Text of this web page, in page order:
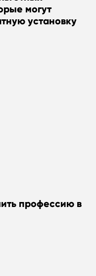
могут
установку
профессию в